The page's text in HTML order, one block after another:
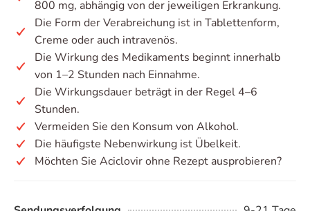
800 mg, abhängig von der jeweiligen Erkrankung.
Die Form der Verabreichung ist in Tablettenform,
Creme oder auch intravenös.
Die Wirkung des Medikaments beginnt innerhalb
von 1–2 Stunden nach Einnahme.
Die Wirkungsdauer beträgt in der Regel 4–6
Stunden.
Vermeiden Sie den Konsum von Alkohol.
Die häufigste Nebenwirkung ist Übelkeit.
Möchten Sie Aciclovir ohne Rezept ausprobieren?